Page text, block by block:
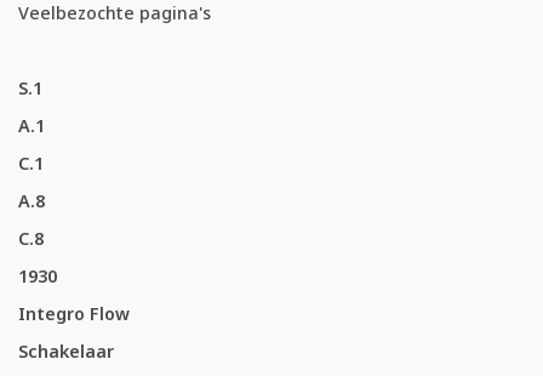
Veelbezochte pagina's
S.1
A.1
C.1
A.8
C.8
1930
Integro Flow
Schakelaar